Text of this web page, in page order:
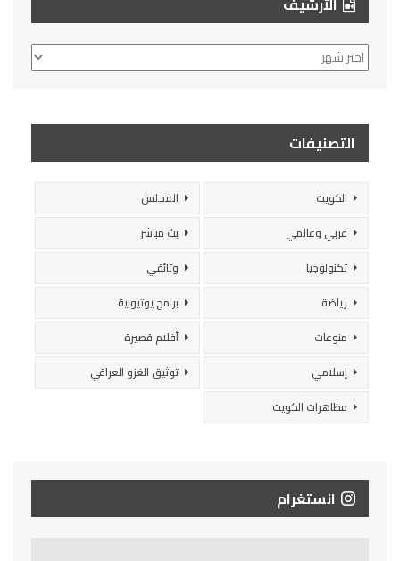
الأرشيف
التصنيفات
الكويت
المجلس
عربي وعالمي
بث مباشر
تكنولوجيا
وثائقي
رياضة
برامج يوتيوبية
منوعات
أفلام قصيرة
إسلامي
توثيق الغزو العراقي
مظاهرات الكويت
انستغرام